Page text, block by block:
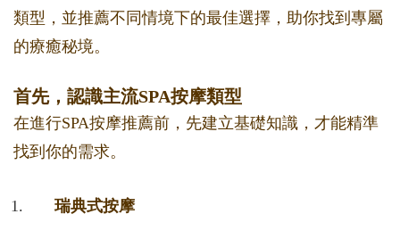
類型，並推薦不同情境下的最佳選擇，助你找到專屬
的療癒秘境。
首先，認識主流SPA按摩類型
在進行SPA按摩推薦前，先建立基礎知識，才能精準
找到你的需求。
瑞典式按摩